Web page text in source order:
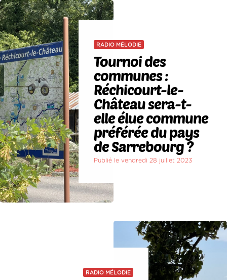
RADIO MÉLODIE
Tournoi des
communes :
Réchicourt-le-
Château sera-t-
elle élue commune
préférée du pays
de Sarrebourg ?
Publié le vendredi 28 juillet 2023
RADIO MÉLODIE